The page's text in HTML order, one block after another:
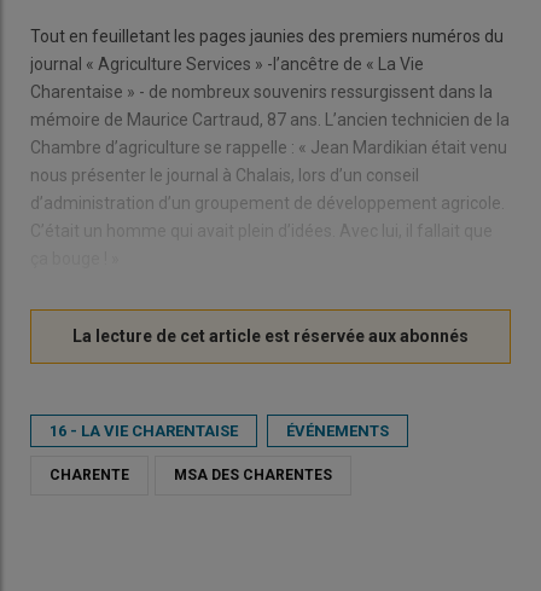
Tout en feuilletant les pages jaunies des premiers numéros du
journal « Agriculture Services » -l’ancêtre de « La Vie
Charentaise » - de nombreux souvenirs ressurgissent dans la
mémoire de Maurice Cartraud, 87 ans. L’ancien technicien de la
Chambre d’agriculture se rappelle : « Jean Mardikian était venu
nous présenter le journal à Chalais, lors d’un conseil
d’administration d’un groupement de développement agricole.
C’était un homme qui avait plein d’idées. Avec lui, il fallait que
16 - LA VIE CHARENTAISE ÉVÉNEMENTS
CHARENTE MSA DES CHARENTES